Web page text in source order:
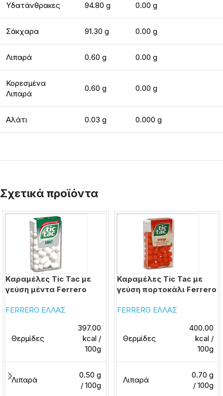
Υδατάνθρακες 94.80 g 0.00 g
Σάκχαρα 91.30 g 0.00 g
Λιπαρά 0.60 g 0.00 g
Κορεσμένα
Λιπαρά
0.60 g 0.00 g
Αλάτι 0.03 g 0.000 g
Σχετικά προϊόντα
Καραμέλες Tic Tac με
γεύση μέντα Ferrero
FERRERO ΕΛΛΑΣ
Θερμίδες
397.00
kcal /
100g
Λιπαρά
0.50 g
/ 100g
Καραμέλες Tic Tac με
γεύση πορτοκάλι Ferrero
FERRERO ΕΛΛΑΣ
Θερμίδες
400.00
kcal /
100g
Λιπαρά
0.70 g
/ 100g